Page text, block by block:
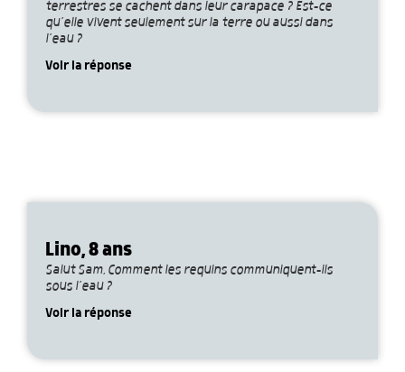
terrestres se cachent dans leur carapace ? Est-ce
qu’elle vivent seulement sur la terre ou aussi dans
l’eau ?
Voir la réponse
Lino, 8 ans
Salut Sam, Comment les requins communiquent-ils
sous l’eau ?
Voir la réponse